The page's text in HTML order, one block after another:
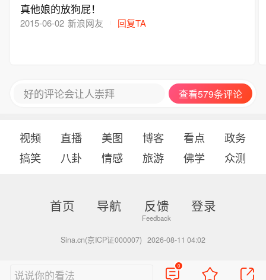
真他娘的放狗屁！
2015-06-02 新浪网友 回复TA
好的评论会让人崇拜 查看579条评论
视频 直播 美图 博客 看点
政务
搞笑
八卦 情感 旅游 佛学 众测
首页 导航 反馈 登录
Sina.cn(京ICP证000007) 2026-08-11 04:02
说说你的看法
0